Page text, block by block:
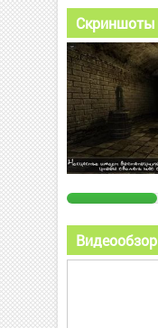
Скриншоты
Видеообзор